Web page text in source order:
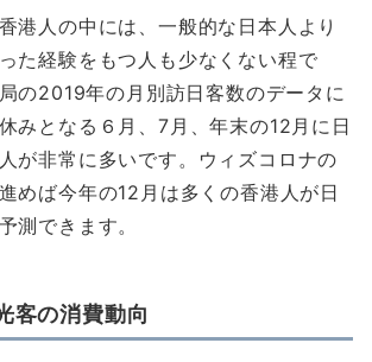
港人の中には、一般的な日本人より
た経験をもつ人も少なくない程で
の2019年の月別訪日客数のデータに
みとなる６月、7月、年末の12月に日
が非常に多いです。ウィズコロナの
めば今年の12月は多くの香港人が日
測できます。
客の消費動向